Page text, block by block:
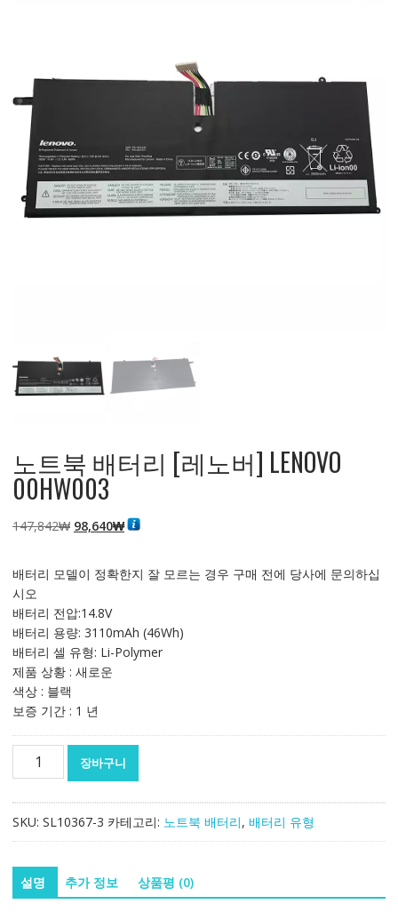
노트북 배터리 [레노버] LENOVO
00HW003
147,842₩ 원
격:
98,640₩현
격:
배터리 모델이 정확한지 잘 모르는 경우 구매 전에 당사에 문의하십
시오
배터리 전압:14.8V
배터리 용량: 3110mAh (46Wh)
배터리 셀 유형: Li-Polymer
제품 상황 : 새로운
색상 : 블랙
보증 기간 : 1 년
터
[레
노
장바구니
SKU: SL10367-3 카테고리: 노트북 배터리, 배터리 유형
설명 추가 정보 상품평 (0)